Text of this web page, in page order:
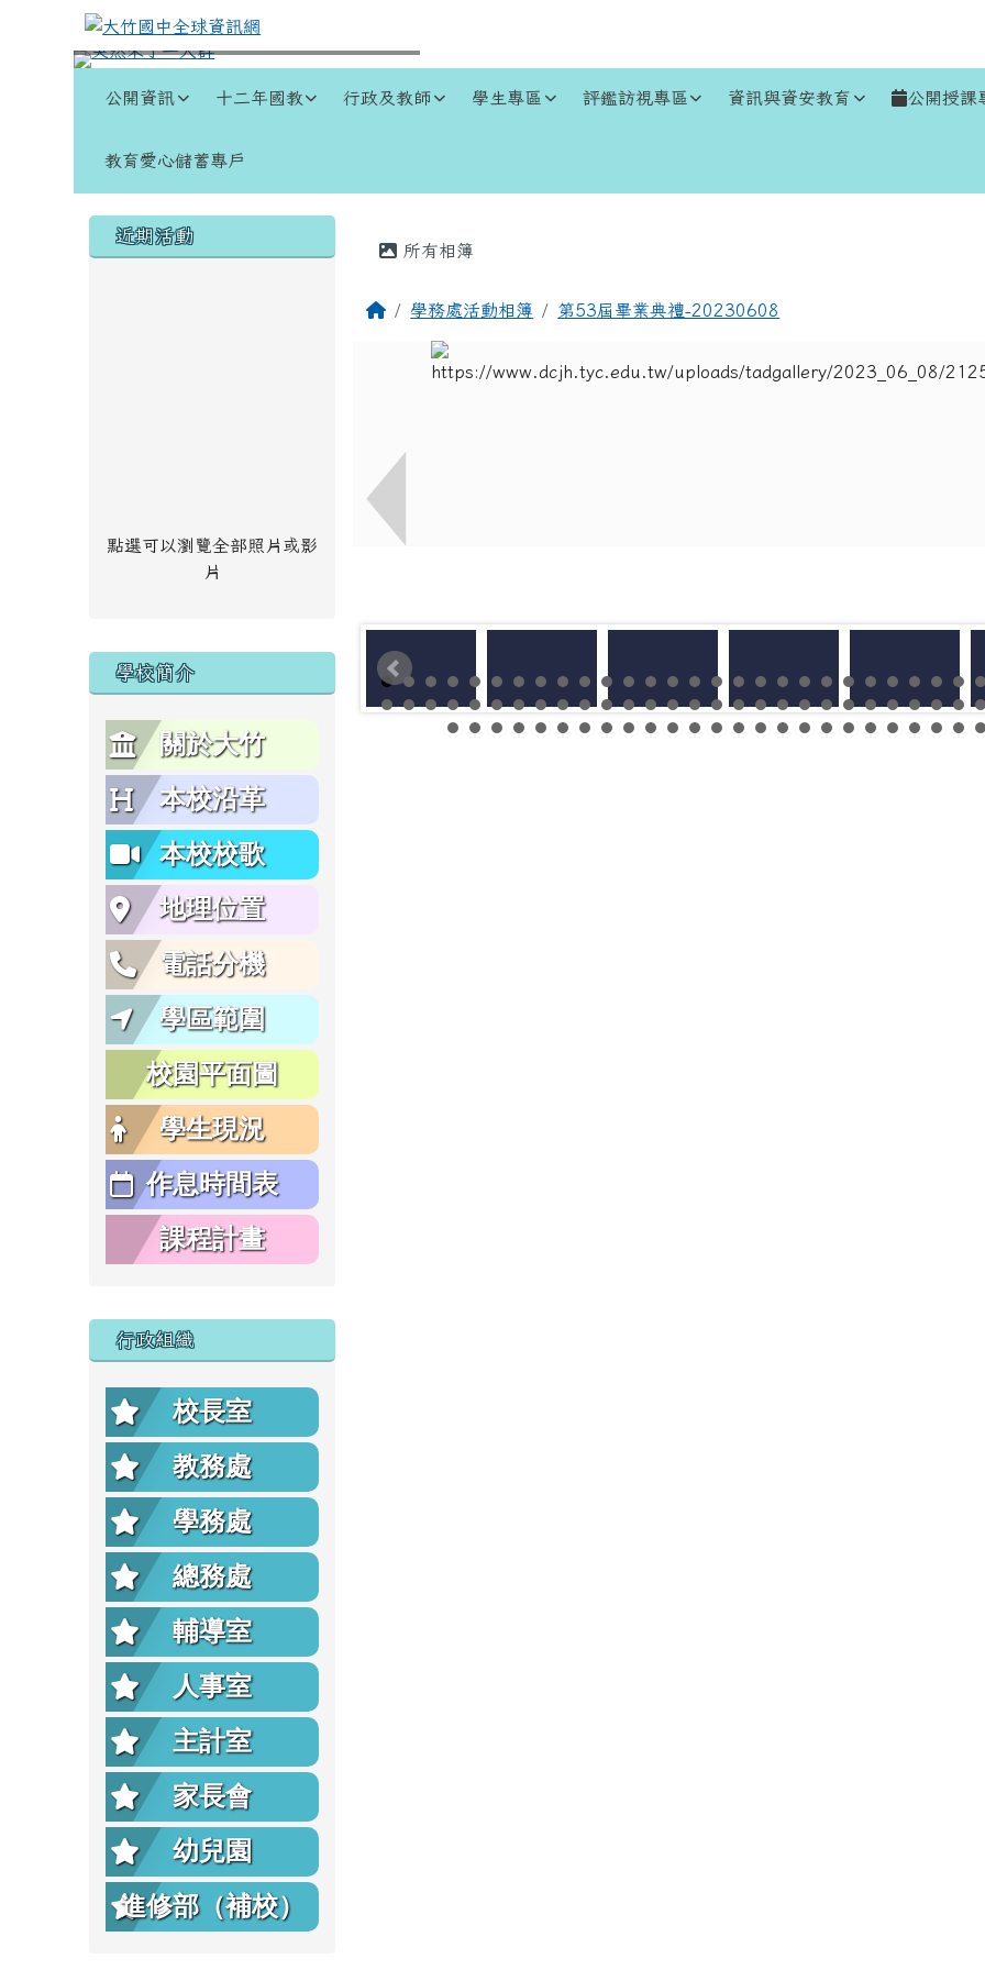
跳至主內容區
大竹國中全球資訊網
公開資訊 十二年國教 行政及教師 學生專區 評鑑訪視專區 資訊與資安教育 公開授課
教育愛心儲蓄專戶
左邊區域內容
近期活動
點選可以瀏覽全部照片或影
片
學校簡介
關於大竹
本校沿革
本校校歌
地理位置
電話分機
學區範圍
校園平面圖
學生現況
作息時間表
課程計畫
行政組織
校長室
教務處
學務處
總務處
輔導室
人事室
主計室
家長會
幼兒園
進修部（補校）
主內容區域
所有相簿
回首頁學務處活動相簿 第53屆畢業典禮-20230608
頁尾區域